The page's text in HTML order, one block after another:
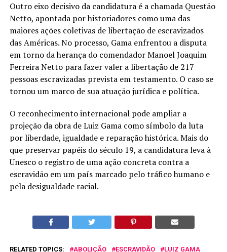
Outro eixo decisivo da candidatura é a chamada Questão
Netto, apontada por historiadores como uma das
maiores ações coletivas de libertação de escravizados
das Américas. No processo, Gama enfrentou a disputa
em torno da herança do comendador Manoel Joaquim
Ferreira Netto para fazer valer a libertação de 217
pessoas escravizadas prevista em testamento. O caso se
tornou um marco de sua atuação jurídica e política.
O reconhecimento internacional pode ampliar a
projeção da obra de Luiz Gama como símbolo da luta
por liberdade, igualdade e reparação histórica. Mais do
que preservar papéis do século 19, a candidatura leva à
Unesco o registro de uma ação concreta contra a
escravidão em um país marcado pelo tráfico humano e
pela desigualdade racial.
RELATED TOPICS: ABOLIÇÃO ESCRAVIDÃO LUIZ GAMA